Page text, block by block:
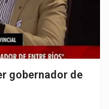
gobernador de